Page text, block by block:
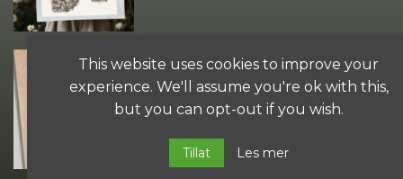
Naturbarn affirmasjonskort 12+6stk
(pdf)
This website uses cookies to improve your
experience. We'll assume you're ok with this,
but you can opt-out if you wish.
Tillat Les mer